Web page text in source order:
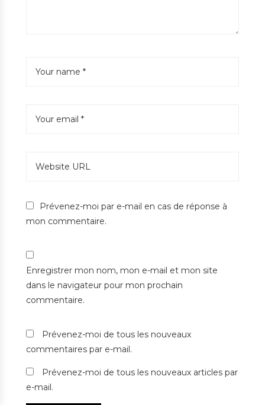
Prévenez-moi par e-mail en cas de réponse à
mon commentaire.
Enregistrer mon nom, mon e-mail et mon site
dans le navigateur pour mon prochain
commentaire.
Prévenez-moi de tous les nouveaux
commentaires par e-mail.
Prévenez-moi de tous les nouveaux articles par
e-mail.